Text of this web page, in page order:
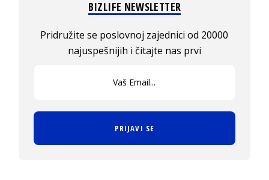
BIZLIFE NEWSLETTER
Pridružite se poslovnoj zajednici od 20000
najuspešnijih i čitajte nas prvi
PRIJAVI SE